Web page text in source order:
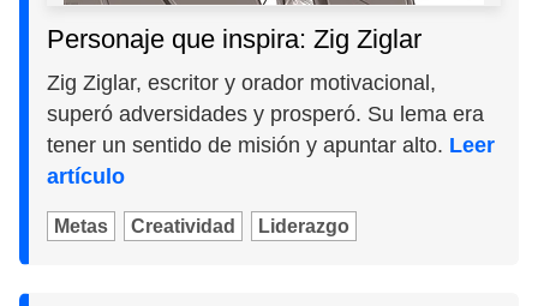
Personaje que inspira: Zig Ziglar
Zig Ziglar, escritor y orador motivacional,
superó adversidades y prosperó. Su lema era
tener un sentido de misión y apuntar alto. Leer
artículo
Metas Creatividad Liderazgo